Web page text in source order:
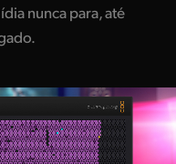
nunca para, até